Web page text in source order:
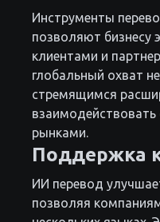
Инструменты
позволяют бизнесу
клиентами и
глобальный охват
стремящимся
рынками.
Поддержка
ИИ перевод
позволяя